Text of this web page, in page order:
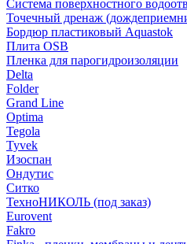
Система поверхностного
Точечный дренаж
Бордюр пластиковый Aquastok
Плита OSB
Пленка для парогидроизоляции
Delta
Folder
Grand Line
Optima
Tegola
Tyvek
Изоспан
Ондутис
Ситко
ТехноНИКОЛЬ (под заказ)
Eurovent
Fakro